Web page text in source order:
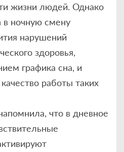
жизни людей. Однако
в ночную смену
нарушений
здоровья,
графика сна, и
работы таких
что в дневное